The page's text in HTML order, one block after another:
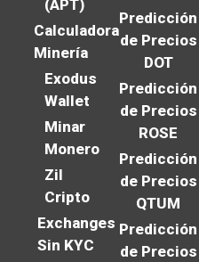
(APT)
Calculadora
Minería
Exodus
Wallet
Minar
Monero
Zil
Cripto
Exchanges
Sin KYC
Predicción
de Precios
DOT
Predicción
de Precios
ROSE
Predicción
de Precios
QTUM
Predicción
de Precios